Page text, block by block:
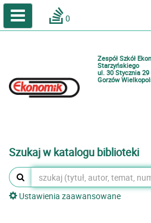
Katalog online biblioteki szkolnej
0
Zespół Szkół
Starzyńskiego
ul. 30 Stycznia 29
Gorzów
Szukaj w katalogu biblioteki
Ustawienia zaawansowane